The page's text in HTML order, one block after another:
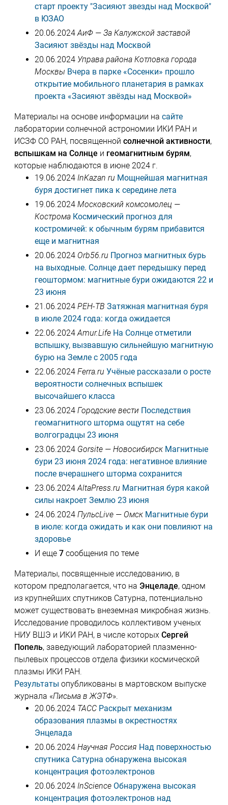
старт проекту "Засияют звезды над Москвой"
в ЮЗАО
20.06.2024АиФ — За Калужской заставой
Засияют звёзды над Москвой
20.06.2024 Управа района Котловка города
Москвы Вчера в парке «Сосенки» прошло
открытие мобильного планетария в рамках
проекта «Засияют звёзды над Москвой»
Материалы на основе информации на сайте
лаборатории солнечной астрономии ИКИ РАН и
ИСЗФ СО РАН, посвященной солнечной активности,
вспышкам на Солнце и геомагнитным бурям,
которые наблюдаются в июне 2024 г.
19.06.2024 InKazan ru Мощнейшая магнитная
буря достигнет пика к середине лета
19.06.2024Московский комсомолец —
Кострома Космический прогноз для
костромичей: к обычным бурям прибавится
еще и магнитная
20.06.2024 Orb56.ru Прогноз магнитных бурь
на выходные. Солнце дает передышку перед
геоштормом: магнитные бури ожидаются 22 и
23 июня
21.06.2024 РЕН-ТВ Затяжная магнитная буря
в июле 2024 года: когда ожидается
22.06.2024Amur.Life На Солнце отметили
вспышку, вызвавшую сильнейшую магнитную
бурю на Земле с 2005 года
22.06.2024Ferra.ru Учёные рассказали о росте
вероятности солнечных вспышек
высочайшего класса
23.06.2024 Городские вести Последствия
геомагнитного шторма ощутят на себе
волгоградцы 23 июня
23.06.2024 Gorsite — Новосибирск Магнитные
бури 23 июня 2024 года: негативное влияние
после вчерашнего шторма сохранится
23.06.2024AltaPress.ru Магнитная буря какой
силы накроет Землю 23 июня
24.06.2024 ПульсLive — Омск Магнитные бури
в июле: когда ожидать и как они повлияют на
здоровье
И еще 7сообщения по теме
Материалы, посвященные исследованию, в
котором предполагается, что на Энцеладе, одном
из крупнейших спутников Сатурна, потенциально
может существовать внеземная микробная жизнь.
Исследование проводилось коллективом ученых
НИУ ВШЭ и ИКИ РАН, в числе которых Сергей
Попель, заведующий лабораторией плазменно-
пылевых процессов отдела физики космической
плазмы ИКИ РАН.
Результаты опубликованы в мартовском выпуске
журнала «Письма в ЖЭТФ».
20.06.2024ТАСС Раскрыт механизм
образования плазмы в окрестностях
Энцелада
20.06.2024 Научная Россия Над поверхностью
спутника Сатурна обнаружена высокая
концентрация фотоэлектронов
20.06.2024 InScience Обнаружена высокая
концентрация фотоэлектронов над